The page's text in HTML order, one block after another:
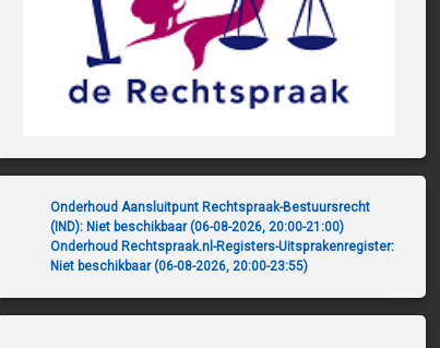
Onderhoud Aansluitpunt Rechtspraak-Bestuursrecht
(IND): Niet beschikbaar (06-08-2026, 20:00-21:00)
Onderhoud Rechtspraak.nl-Registers-Uitsprakenregister:
Niet beschikbaar (06-08-2026, 20:00-23:55)